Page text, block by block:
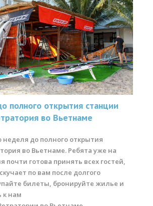
полного открытия станции
во Вьетнаме
неделя до полного открытия
во Вьетнаме. Ребята уже на
почти готова принять всех гостей,
по вам после долгого
билеты, бронируйте жилье и
к нам